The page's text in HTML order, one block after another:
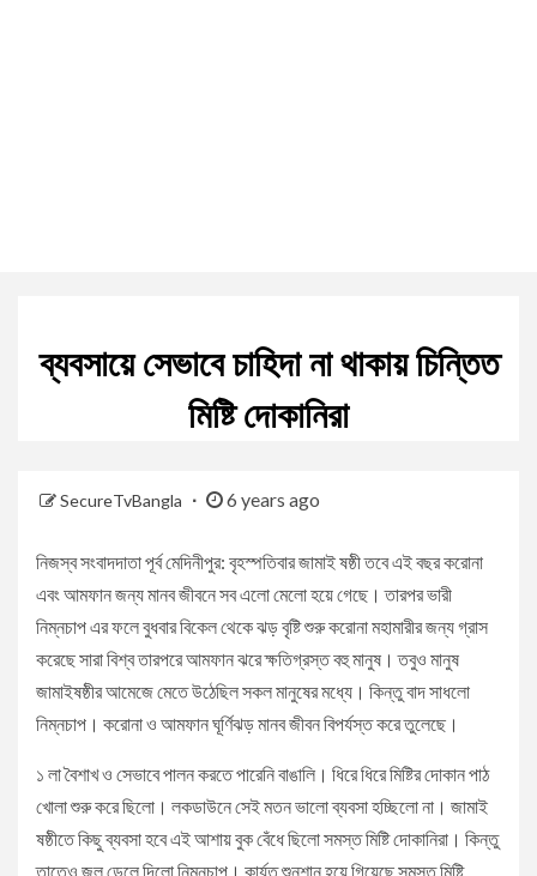
ব্যবসায়ে সেভাবে চাহিদা না থাকায় চিন্তিত
মিষ্টি দোকানিরা
SecureTvBangla 6 years ago
নিজস্ব সংবাদদাতা পূর্ব মেদিনীপুর: বৃহস্পতিবার জামাই ষষ্ঠী তবে এই বছর করোনা
এবং আমফান জন্য মানব জীবনে সব এলো মেলো হয়ে গেছে। তারপর ভারী
নিম্নচাপ এর ফলে বুধবার বিকেল থেকে ঝড় বৃষ্টি শুরু করোনা মহামারীর জন্য গ্রাস
করেছে সারা বিশ্ব তারপরে আমফান ঝরে ক্ষতিগ্রস্ত বহু মানুষ। তবুও মানুষ
জামাইষষ্ঠীর আমেজে মেতে উঠেছিল সকল মানুষের মধ্যে। কিন্তু বাদ সাধলো
নিম্নচাপ। করোনা ও আমফান ঘূর্ণিঝড় মানব জীবন বিপর্যস্ত করে তুলেছে।
১ লা বৈশাখ ও সেভাবে পালন করতে পারেনি বাঙালি। ধিরে ধিরে মিষ্টির দোকান পাঠ
খোলা শুরু করে ছিলো। লকডাউনে সেই মতন ভালো ব্যবসা হচ্ছিলো না। জামাই
ষষ্ঠীতে কিছু ব্যবসা হবে এই আশায় বুক বেঁধে ছিলো সমস্ত মিষ্টি দোকানিরা। কিন্তু
তাতেও জল ডেলে দিলো নিম্নচাপ। কার্যত শুনশান হয়ে গিয়েছে সমস্ত মিষ্টি